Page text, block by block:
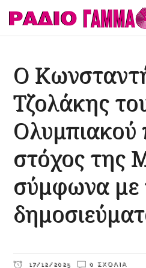
Ο
Τζολάκης
στόχος της
σύμφωνα με
17/12/2025 0 ΣΧΌΛΙΑ